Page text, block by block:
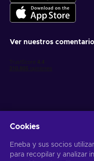
Ver nuestros
Obtén ofertas
Cookies
Eneba y sus socios
para recopilar y analizar